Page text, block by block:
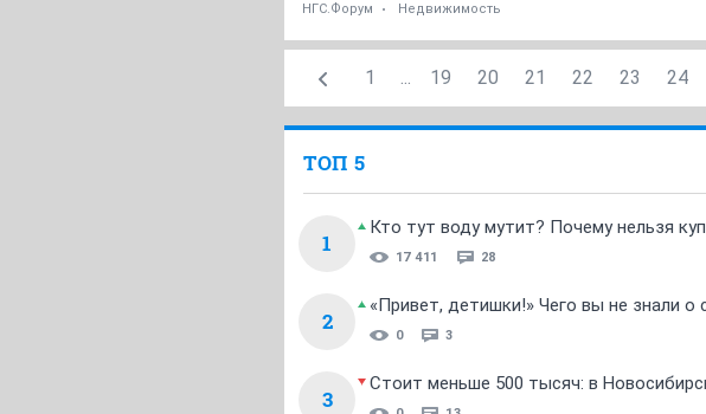
НГС.Форум Недвижимость
1 ... 19 20 21 22 23 24
ТОП 5
1
Кто тут воду мутит? Почему нельзя
17 411 28
2
«Привет, детишки!» Чего вы не знали
0 3
3
Стоит меньше 500 тысяч: в